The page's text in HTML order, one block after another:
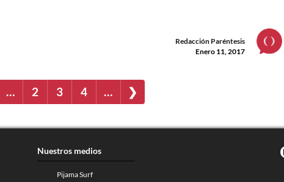
Redacción Paréntesis
Enero 11, 2017
… 2 3 4 … ❯
Nuestros medios
Pijama Surf